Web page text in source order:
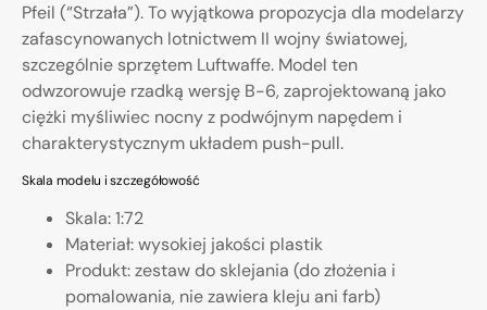
Pfeil (“Strzała”). To wyjątkowa propozycja dla modelarzy
zafascynowanych lotnictwem II wojny światowej,
szczególnie sprzętem Luftwaffe. Model ten
odwzorowuje rzadką wersję B-6, zaprojektowaną jako
ciężki myśliwiec nocny z podwójnym napędem i
charakterystycznym układem push-pull.
Skala modelu i szczegółowość
Skala: 1:72
Materiał: wysokiej jakości plastik
Produkt: zestaw do sklejania (do złożenia i
pomalowania, nie zawiera kleju ani farb)